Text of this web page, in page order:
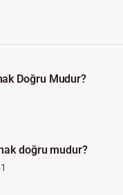
Doğru Mudur?
doğru mudur?